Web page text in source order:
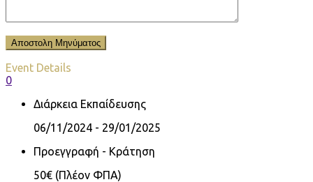
Event Details
0
Διάρκεια Εκπαίδευσης
06/11/2024 - 29/01/2025
Προεγγραφή - Κράτηση
50€ (Πλέον ΦΠΑ)